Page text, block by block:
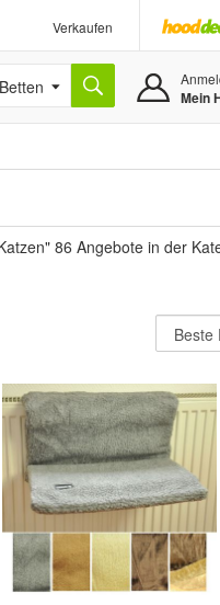
Verkaufen
Betten
Mein
86 Angebote in der